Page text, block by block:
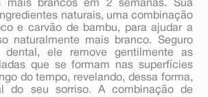
mais brancos em 2 semanas. Sua
naturais, uma combinação
e carvão de bambu, para ajudar a
naturalmente mais branco. Seguro
ele remove gentilmente as
que se formam nas superfícies
do tempo, revelando, dessa forma,
do seu sorriso. A combinação de